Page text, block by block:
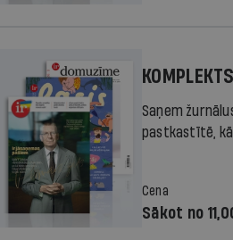
Saņem
pastkastītē,
Cena
Sākot no